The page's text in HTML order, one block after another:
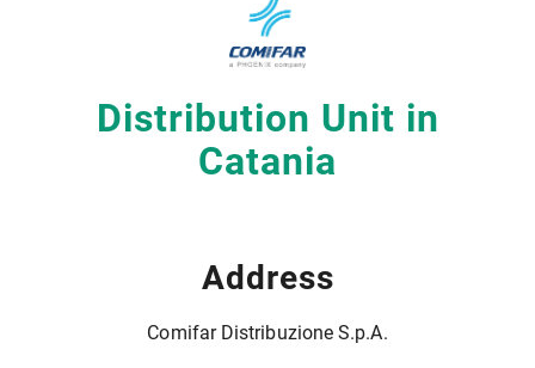
Distribution Unit in
Catania
Address
Comifar Distribuzione S.p.A.